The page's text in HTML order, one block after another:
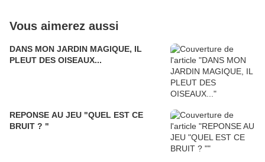
Vous aimerez aussi
DANS MON JARDIN MAGIQUE, IL
PLEUT DES OISEAUX...
REPONSE AU JEU "QUEL EST CE
BRUIT ? "